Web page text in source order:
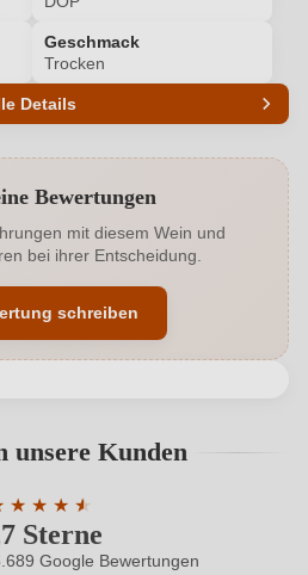
Geschmack
Trocken
Details
14,5 %
Enthält Sulfite
Barrique
Naturkorken
Bewertungen
mit diesem Wein und
bei ihrer Entscheidung.
schreiben
werden. Bitte loggen Sie sich
Neuer Kunde?
unsere Kunden
Sterne
★ ★ ★ ★
★
Bewertung von 4.7
Google Bewertungen